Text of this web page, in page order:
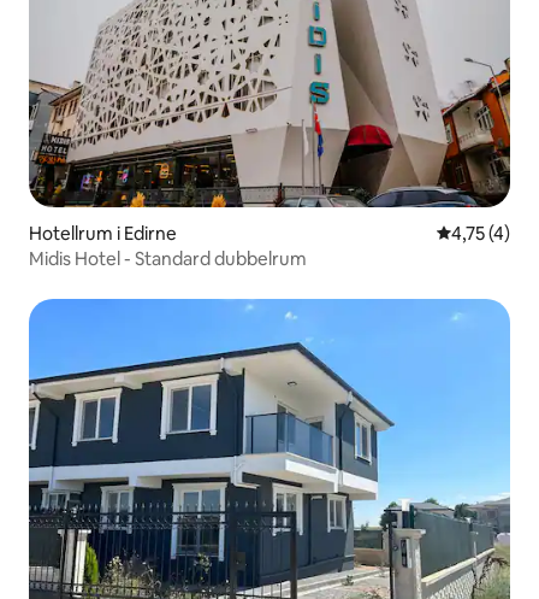
Hotellrum i Edirne 4,75 av 5 i
4,75 (4)
Midis Hotel - Standard dubbelrum